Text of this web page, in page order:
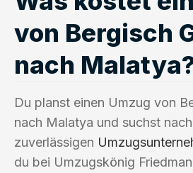
von Bergisch
nach
Du planst einen Umzug von
nach Malatya und suchst
zuverlässigen
du bei Umzugskönig